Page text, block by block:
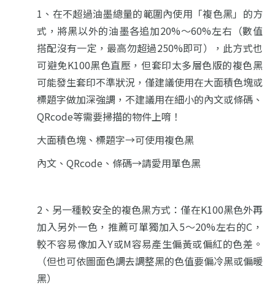
1、在不超過油墨總量的範圍內使用「複色黑」的方
式， 將黑以外的油墨各追加20%～60%左右（數值
搭配沒有一定，最高勿超過250%即可）， 此方式也
可避免K100黑色直壓，但套印太多層色版的複色黑
可能發生套印不準狀況， 僅建議使用在大面積色塊或
標題字做加深強調， 不建議用在細小的內文或條碼、
QRcode等需要掃描的物件上唷！
大面積色塊、標題字→可使用複色黑
內文、QRcode、條碼→請愛用單色黑
2、另一種較安全的複色黑方式：僅在K100黑色外再
加入另外一色， 推薦可單獨加入5～20%左右的C，
較不容易像加入Y或M容易產生偏黃或偏紅的色差。
（但也可依圖面色調去調整黑的色值要偏冷黑或偏暖
黑）